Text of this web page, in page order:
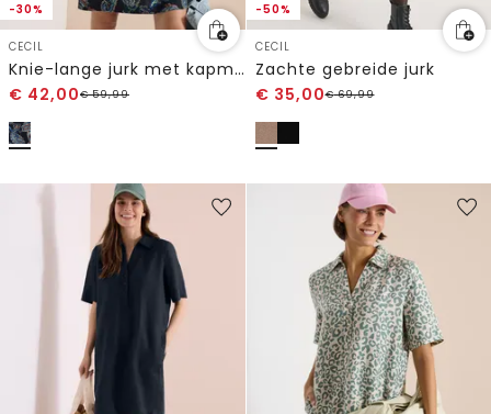
-30%
CECIL
Knie-lange jurk met kapmouwtjes
€ 42,00€59,99
-50%
CECIL
Zachte gebreide jurk
€ 35,00€69,99